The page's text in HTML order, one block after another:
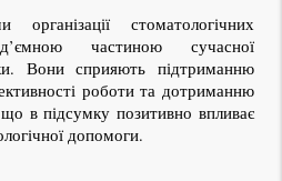
стоматологічних
частиною сучасної
Вони сприяють підтриманню
роботи та дотриманню
в підсумку позитивно впливає
допомоги.